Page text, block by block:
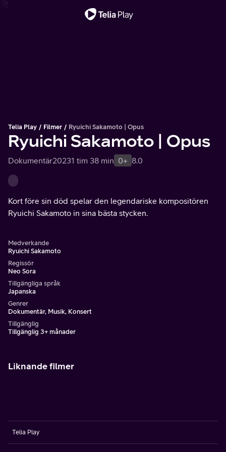
Telia Play Filmer Ryuichi Sakamoto | Opus
Ryuichi Sakamoto | Opus
Dokumentär20231 tim 38 min 0+ 8.0
Kort före sin död spelar den legendariske kompositören
Ryuichi Sakamoto in sina bästa stycken.
Medverkande
Ryuichi Sakamoto
Regissör
Neo Sora
Tillgängliga språk
Japanska
Genrer
Dokumentär, Musik, Konsert
Tillgänglig
Tillgänglig 3+ månader
Liknande filmer
Telia Play